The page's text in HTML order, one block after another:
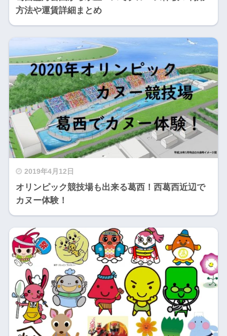
方法や運賃詳細まとめ
2019年4月12日
オリンピック競技場も出来る葛西！西葛西近辺で
カヌー体験！